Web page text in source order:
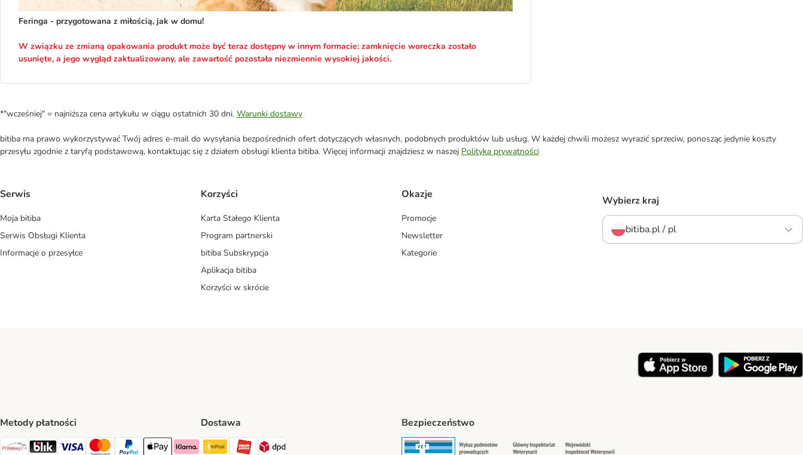
Feringa - przygotowana z miłością, jak w domu!
W związku ze zmianą opakowania produkt może być teraz dostępny w innym formacie: zamknięcie woreczka zostało
usunięte, a jego wygląd zaktualizowany, ale zawartość pozostała niezmiennie wysokiej jakości.
*"wcześniej" = najniższa cena artykułu w ciągu ostatnich 30 dni. Warunki dostawy
bitiba ma prawo wykorzystywać Twój adres e-mail do wysyłania bezpośrednich ofert dotyczących własnych, podobnych produktów lub usług. W każdej chwili możesz wyrazić sprzeciw, ponosząc jedynie koszty
przesyłu zgodnie z taryfą podstawową, kontaktując się z działem obsługi klienta bitiba. Więcej informacji znajdziesz w naszej Polityka prywatności
Serwis
Moja bitiba
Serwis Obsługi Klienta
Informacje o przesyłce
Korzyści
Karta Stałego Klienta
Program partnerski
bitiba Subskrypcja
Aplikacja bitiba
Korzyści w skrócie
Okazje
Promocje
Newsletter
Kategorie
Wybierz kraj
bitiba.pl / pl
Metody płatności Dostawa
InPost Shipping Method
ORLEN Paczka. Shipping Method
Bezpieczeństwo
Security Security Security